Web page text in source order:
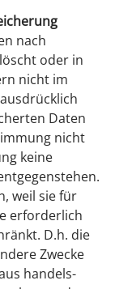
nach
oder in
nicht im
Daten
nicht
keine
weil sie für
erforderlich
D.h. die
Zwecke
handels-